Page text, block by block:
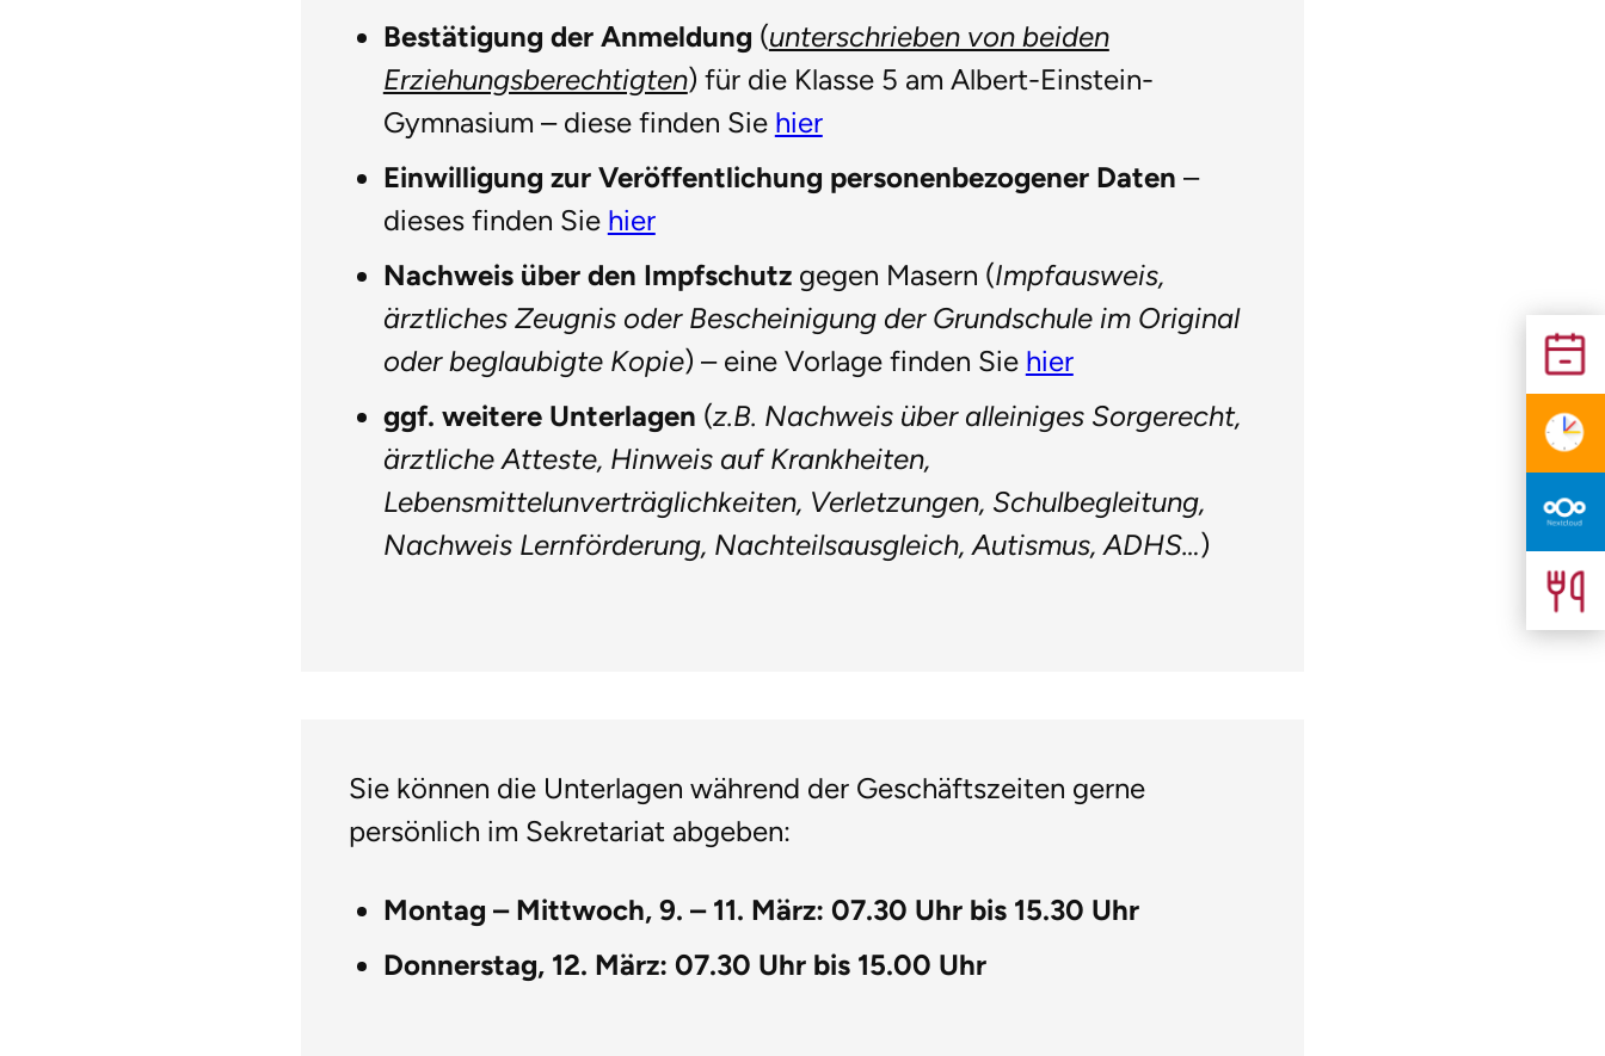
Bestätigung der Anmeldung (unterschrieben von beiden
Erziehungsberechtigten) für die Klasse 5 am Albert-Einstein-
Gymnasium – diese finden Sie hier
Einwilligung zur Veröffentlichung personenbezogener Daten –
dieses finden Sie hier
Nachweis über den Impfschutz gegen Masern (Impfausweis,
ärztliches Zeugnis oder Bescheinigung der Grundschule im Original
oder beglaubigte Kopie) – eine Vorlage finden Sie hier
ggf. weitere Unterlagen (z.B. Nachweis über alleiniges Sorgerecht,
ärztliche Atteste, Hinweis auf Krankheiten,
Lebensmittelunverträglichkeiten, Verletzungen, Schulbegleitung,
Nachweis Lernförderung, Nachteilsausgleich, Autismus, ADHS…)
Sie können die Unterlagen während der Geschäftszeiten gerne
persönlich im Sekretariat abgeben:
Montag – Mittwoch, 9. – 11. März: 07.30 Uhr bis 15.30 Uhr
Donnerstag, 12. März: 07.30 Uhr bis 15.00 Uhr